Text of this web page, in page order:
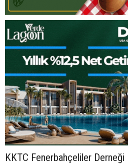
KKTC Fenerbahçeliler Derneği